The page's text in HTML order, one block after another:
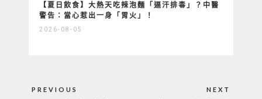
【夏日飲食】大熱天吃辣泡麵「逼汗排毒」？中醫
警告：當心惹出一身「胃火」！
2026-08-05
PREVIOUS NEXT